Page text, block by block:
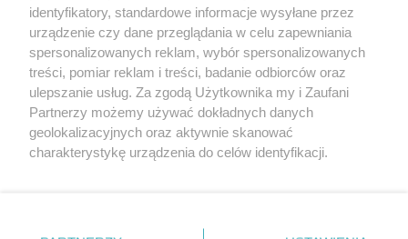
wykorzystanie utworów w całości lub w części z naruszeniem prawa,
tzn. bez właściwej zgody, jest zabronione pod groźbą kary i może być
ścigane prawnie.
identyfikatory, standardowe informacje wysyłane przez
urządzenie czy dane przeglądania w celu zapewniania
spersonalizowanych reklam, wybór spersonalizowanych
treści, pomiar reklam i treści, badanie odbiorców oraz
ulepszanie usług. Za zgodą Użytkownika my i Zaufani
Partnerzy możemy używać dokładnych danych
geolokalizacyjnych oraz aktywnie skanować
charakterystykę urządzenia do celów identyfikacji.
zmienić/wycofać klikając przycisk ustawień prywatności